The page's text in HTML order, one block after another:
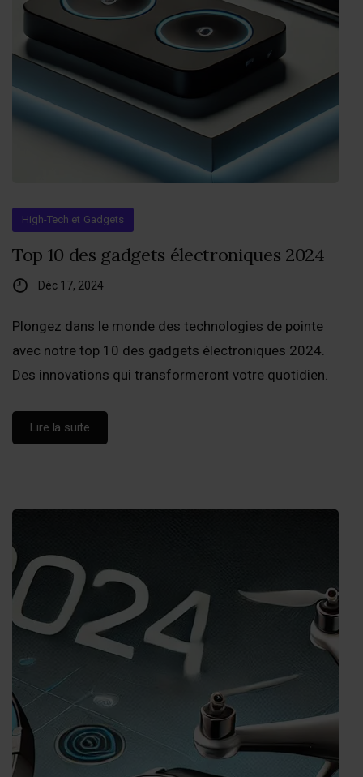
High-Tech et Gadgets
Top 10 des gadgets électroniques 2024
Déc 17, 2024
Plongez dans le monde des technologies de pointe
avec notre top 10 des gadgets électroniques 2024.
Des innovations qui transformeront votre quotidien.
Lire la suite